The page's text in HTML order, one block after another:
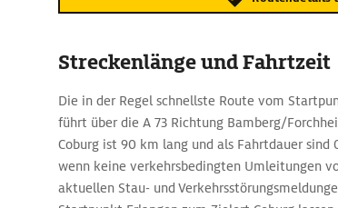
Streckenlänge und Fahrtzeit
Die in der Regel schnellste Route vom
führt über die A 73 Richtung Bamberg/
Coburg ist 90 km lang und als Fahrtdauer
wenn keine verkehrsbedingten Umleitungen
aktuellen Stau- und